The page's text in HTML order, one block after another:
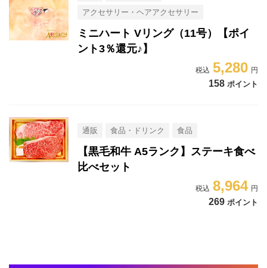
アクセサリー・ヘアアクセサリー
ミニハート Vリング（11号）【ポイ
ント3％還元♪】
5,280
158 ポイント
通販 食品・ドリンク 食品
【黒毛和牛 A5ランク】ステーキ食べ
比べセット
8,964
269 ポイント